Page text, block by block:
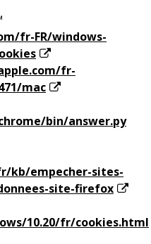
fr-FR/windows-
fr-
mac
bin/answer.py
kb/empecher-sites-
site-firefox
10.20/fr/cookies.html